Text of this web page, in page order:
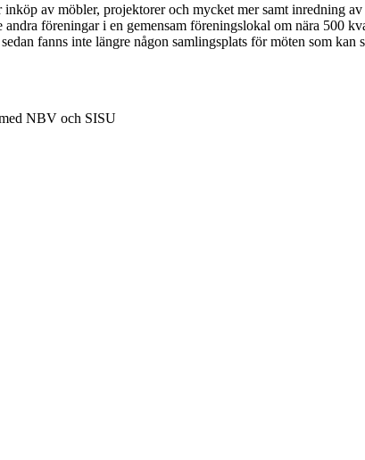
av möbler, projektorer och mycket mer samt inredning
föreningar i en gemensam föreningslokal om nära 500
fanns inte längre någon samlingsplats för möten som
NBV och SISU